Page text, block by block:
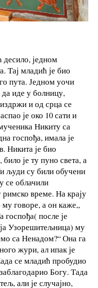
десило, једном
Тај младић је био
пута. Једном уочи
да иде у болницу,
и од срца се
је око 10 сати и
Никиту са
госпођа, имала је
Никита је био
је ту пуно света, а
људи су били обучени
се облачили
римско време. На крају
говоре, а он каже,,
после је
Узорешитељница) му
са Ненадом?“ Она га
жури, ал ипак је
се младић пробудио
Богу. Тада
али је случајно,